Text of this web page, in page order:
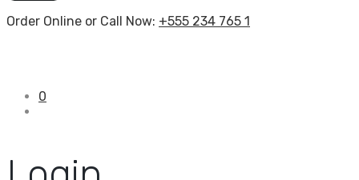
Order Online or Call Now: +555 234 765 1
0